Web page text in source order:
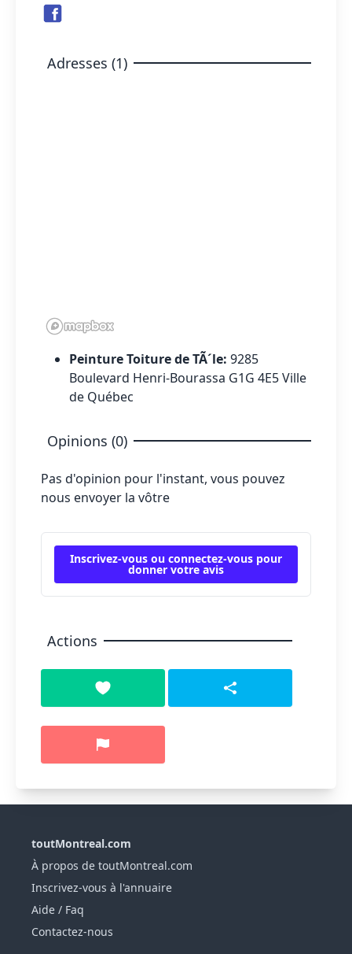
Adresses (1)
Peinture Toiture de TÃ´le: 9285
Boulevard Henri-Bourassa G1G 4E5 Ville
de Québec
Opinions (0)
Pas d'opinion pour l'instant, vous pouvez
nous envoyer la vôtre
Inscrivez-vous ou connectez-vous pour
donner votre avis
Actions
toutMontreal.com
À propos de toutMontreal.com
Inscrivez-vous à l'annuaire
Aide / Faq
Contactez-nous